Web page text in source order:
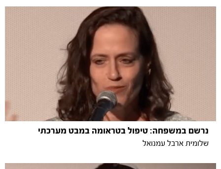
נרשם במשפחה: טיפול בטראומה במבט מערכתי
שלומית ארבל עמנואל